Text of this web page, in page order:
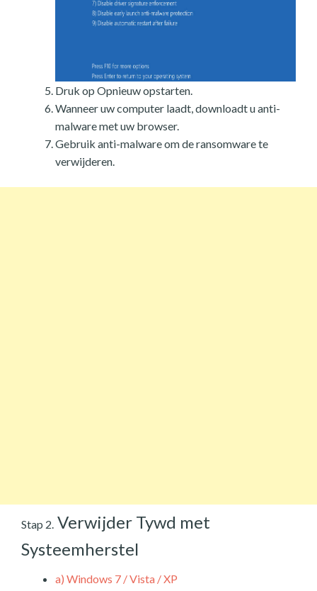
Druk op Opnieuw opstarten.
Wanneer uw computer laadt, downloadt u anti-
malware met uw browser.
Gebruik anti-malware om de ransomware te
verwijderen.
Stap 2. Verwijder Tywd met
Systeemherstel
a) Windows 7 / Vista / XP